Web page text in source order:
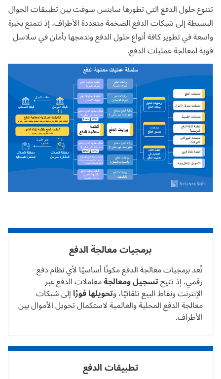
تتنوع حلول الدفع التي تطورها ساينس سوفت بين تطبيقات الجوال
البسيطة إلى شبكات الدفع الضخمة متعددة الأطراف، إذ نتمتع بخبرة
واسعة في تطوير كافة أنواع حلول الدفع وندمجها بأمان في سلاسل
قوية لمعالجة عمليات الدفع.
برمجيات معالجة الدفع
تُعد برمجيات معالجة الدفع مكونًا أساسيًا لأي نظام دفع
رقمي، إذ تتيحتسجيل ومعالجةمعاملات الدفع عبر
الإنترنت ونقاط البيع تلقائيًا، وتحويلها فورًاإلى شبكات
معالجة الدفع المحلية والعالمية لاستكمال تحويل الأموال بين
الأطراف.
تطبيقات الدفع